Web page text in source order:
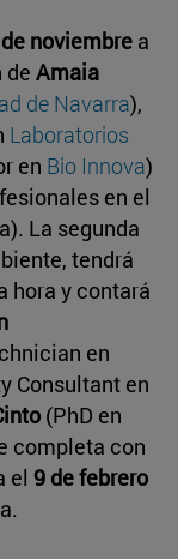
noviembre a
de Amaia
de Navarra),
Laboratorios
en Bio Innova)
en el
La segunda
tendrá
hora y contará
en
Consultant en
(PhD en
completa con
el 9 de febrero